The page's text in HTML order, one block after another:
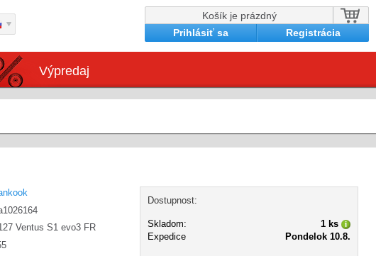
Košík je prázdný
Prihlásiť sa
Registrácia
Výpredaj
Ventus S1 evo3 FR
Dostupnost:
Skladom:
1 ks
Expedice
Pondelok 10.8.